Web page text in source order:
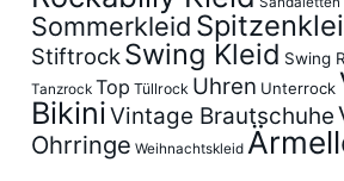
Sommerkleid
Stiftrock Swing Kleid Swing
Tanzrock Top Tüllrock Uhren Unterrock
BikiniVintage Brautschuhe
Ohrringe Weihnachtskleid